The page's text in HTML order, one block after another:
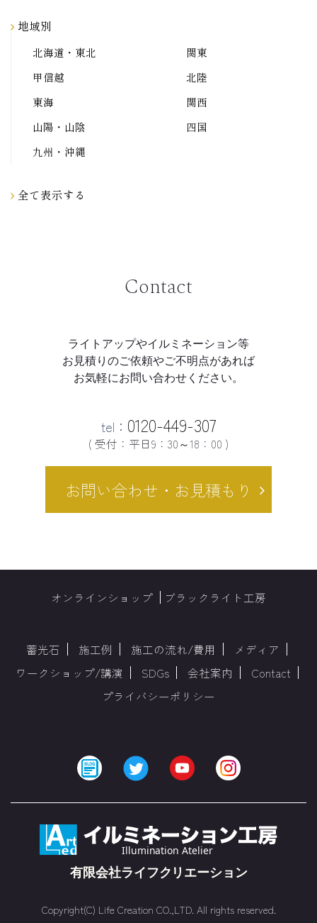
地域別
北海道・東北
関東
甲信越
北陸
東海
関西
山陽・山陰
四国
九州・沖縄
全て表示する
Contact
ライトアップやイルミネーション等
お見積りのご依頼やご不明点があれば
お気軽にお問い合わせください。
tel： 0120-449-307
( 受付：平日9：30～18：00 )
お問い合わせ・お見積もり
オンラインショップ ブラックライト工房
蓄光石 施工例 施工の流れ/費用
メディア
ワークショップ/講演
SDGs 会社案内
Contact
プライバシーポリシー
Copyright(C) Life Creation CO.,LTD. All rights reserved.